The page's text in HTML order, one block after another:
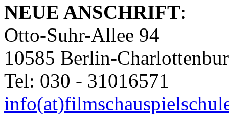
NEUE ANSCHRIFT:
Otto-Suhr-Allee 94
10585 Berlin-
Tel: 030 - 31016571